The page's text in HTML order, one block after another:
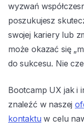
wyzwań
poszukujesz
swojej kariery lub
może okazać się
do sukcesu. Nie
Bootcamp UX jak i
znaleźć w naszej
kontaktu w celu